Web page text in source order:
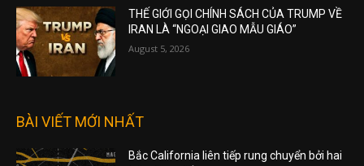
THẾ GIỚI GỌI CHÍNH SÁCH CỦA TRUMP VỀ
IRAN LÀ “NGOẠI GIAO MẪU GIÁO”
August 5, 2026
BÀI VIẾT MỚI NHẤT
Bắc California liên tiếp rung chuyển bởi hai